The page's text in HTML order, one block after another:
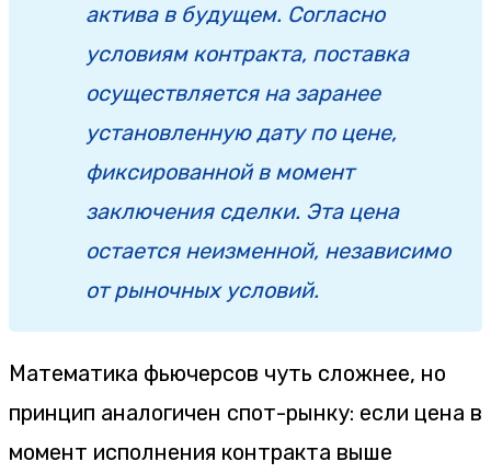
актива в будущем. Согласно
условиям контракта, поставка
осуществляется на заранее
установленную дату по цене,
фиксированной в момент
заключения сделки. Эта цена
остается неизменной, независимо
от рыночных условий.
Математика фьючерсов чуть сложнее, но
принцип аналогичен спот-рынку: если цена в
момент исполнения контракта выше